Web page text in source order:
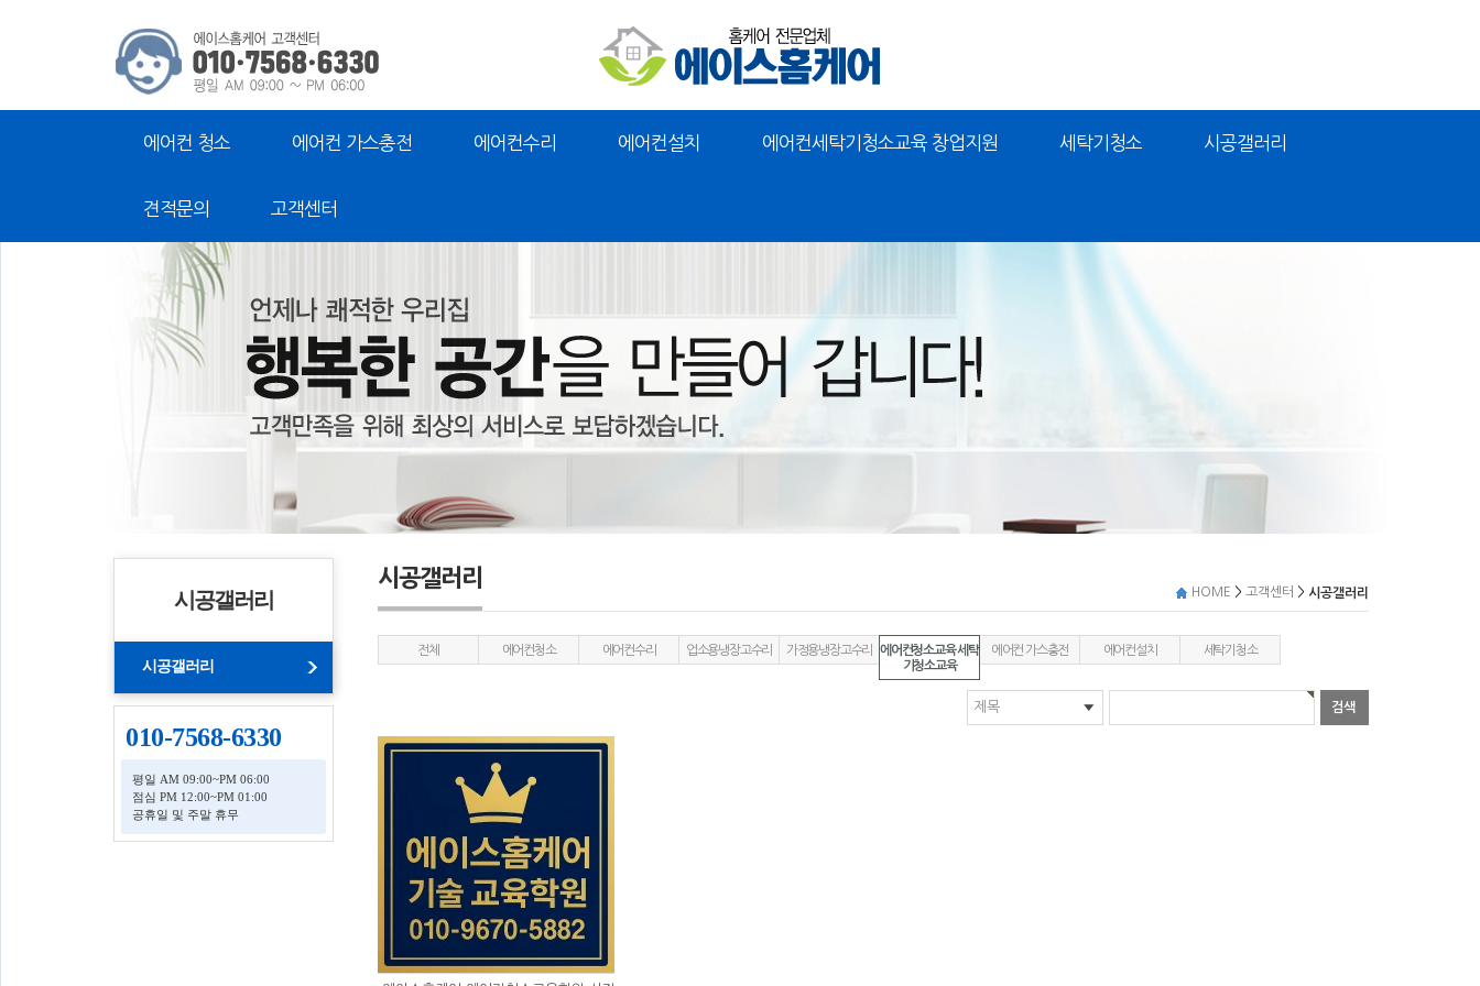
에어컨 청소 에어컨 가스충전 에어컨수리 에어컨설치 에어컨세탁기청소교육 창업지원 세탁기청소 시공갤러리
견적문의 고객센터
시공갤러리
시공갤러리
010-7568-6330
평일 AM 09:00~PM 06:00
점심 PM 12:00~PM 01:00
공휴일 및 주말 휴무
시공갤러리
HOME > 고객센터 > 시공갤러리
전체 에어컨청소 에어컨수리 업소용냉장고수리 가정용냉장고수리
에어컨청소교육 세탁
기청소교육
에어컨 가스충전 에어컨설치 세탁기청소
제목